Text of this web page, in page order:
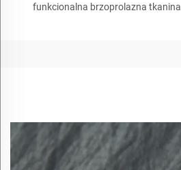
funkcionalna brzoprolazna tkanina